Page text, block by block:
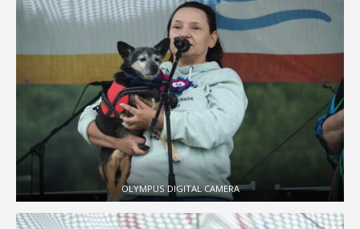
OLYMPUS DIGITAL CAMERA